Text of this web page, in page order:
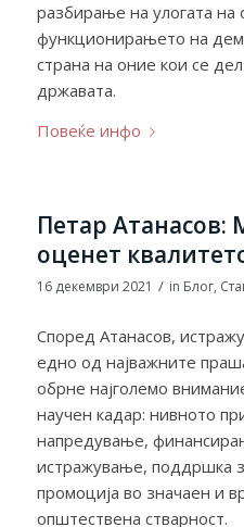
разбирање на улогата на
функционирањето на
страна на оние кои се
државата.
Повеќе инфо
Петар Атанасов:
оценет
16 декември 2021 / in Блог,
Според Атанасов,
едно од најважните
обрне најголемо
научен кадар: нивното
напредување,
истражување, поддршка
промоција во значаен и
општествена стварност.